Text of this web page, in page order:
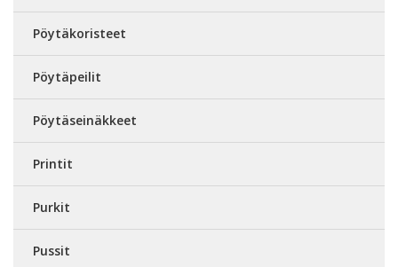
Pöytäkoristeet
Pöytäpeilit
Pöytäseinäkkeet
Printit
Purkit
Pussit